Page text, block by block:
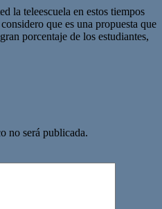
la teleescuela en estos tiempos
que es una propuesta que
porcentaje de los estudiantes,
no será publicada.